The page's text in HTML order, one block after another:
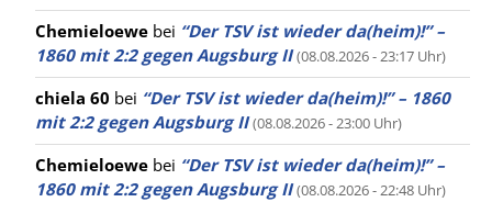
Chemieloewe bei “Der TSV ist wieder da(heim)!” –
1860 mit 2:2 gegen Augsburg II (08.08.2026 - 23:17 Uhr)
chiela 60 bei “Der TSV ist wieder da(heim)!” – 1860
mit 2:2 gegen Augsburg II (08.08.2026 - 23:00 Uhr)
Chemieloewe bei “Der TSV ist wieder da(heim)!” –
1860 mit 2:2 gegen Augsburg II (08.08.2026 - 22:48 Uhr)